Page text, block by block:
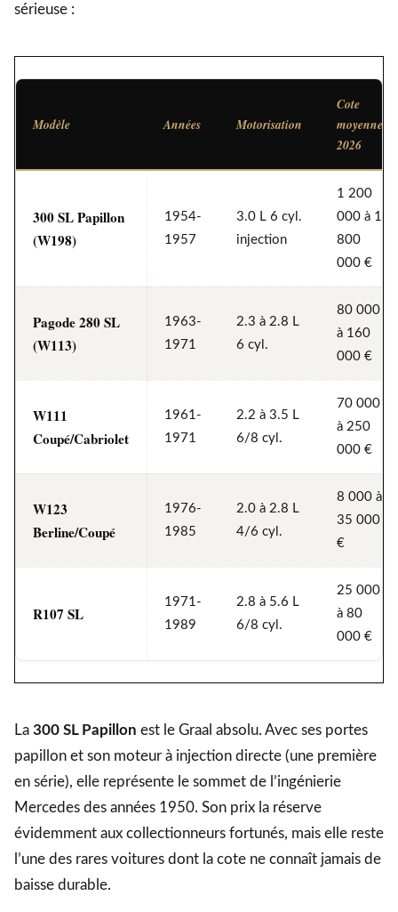
sérieuse :
Modèle Années Motorisation
Cote
moyenne
2026
300 SL Papillon
(W198)
1954-
1957
3.0 L 6 cyl.
injection
1 200
000 à 1
800
000 €
Pagode 280 SL
(W113)
1963-
1971
2.3 à 2.8 L
6 cyl.
80 000
à 160
000 €
W111
Coupé/Cabriolet
1961-
1971
2.2 à 3.5 L
6/8 cyl.
70 000
à 250
000 €
W123
Berline/Coupé
1976-
1985
2.0 à 2.8 L
4/6 cyl.
8 000 à
35 000
€
R107 SL
1971-
1989
2.8 à 5.6 L
6/8 cyl.
25 000
à 80
000 €
La 300 SL Papillon est le Graal absolu. Avec ses portes
papillon et son moteur à injection directe (une première
en série), elle représente le sommet de l’ingénierie
Mercedes des années 1950. Son prix la réserve
évidemment aux collectionneurs fortunés, mais elle reste
l’une des rares voitures dont la cote ne connaît jamais de
baisse durable.